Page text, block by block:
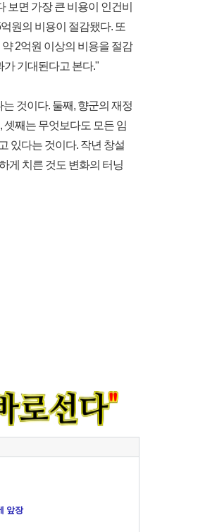
보면 가장 큰 비용이 인건비
원의 비용이 절감됐다. 또
2억원 이상의 비용을 절감
가 기대된다고 본다."
것이다. 둘째, 향군의 재정
째는 무엇보다도 모든 임
있다는 것이다. 작년 창설
게 치른 것도 변화의 터닝
앞장